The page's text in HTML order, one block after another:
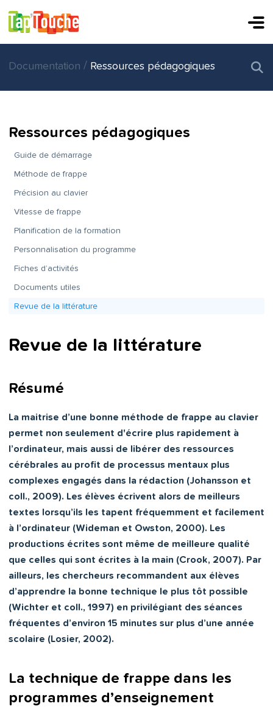
Documentation / Ressources pédagogiques
Ressources pédagogiques
Guide de démarrage
Méthode de frappe
Précision au clavier
Vitesse de frappe
Planification de la formation
Personnalisation du programme
Fiches d’activités
Documents utiles
Revue de la littérature
Revue de la littérature
Résumé
La maitrise d’une bonne méthode de frappe au clavier
permet non seulement d'écrire plus rapidement à
l’ordinateur, mais aussi de libérer des ressources
cérébrales au profit de processus mentaux plus
complexes engagés dans la rédaction (Johansson et
coll., 2009). Les élèves écrivent alors de meilleurs
textes lorsqu’ils les tapent fréquemment et facilement
à l’ordinateur (Wideman et Owston, 2000). Les
productions écrites sont même de meilleure qualité
que celles qui sont écrites à la main (Crook, 2007). Par
ailleurs, les chercheurs recommandent aux élèves
d’apprendre la bonne technique le plus tôt possible
(Wichter et coll., 1997) en privilégiant des séances
fréquentes d’environ 15 minutes sur plus d’une année
scolaire (Losier, 2002).
La technique de frappe dans les
programmes d’enseignement